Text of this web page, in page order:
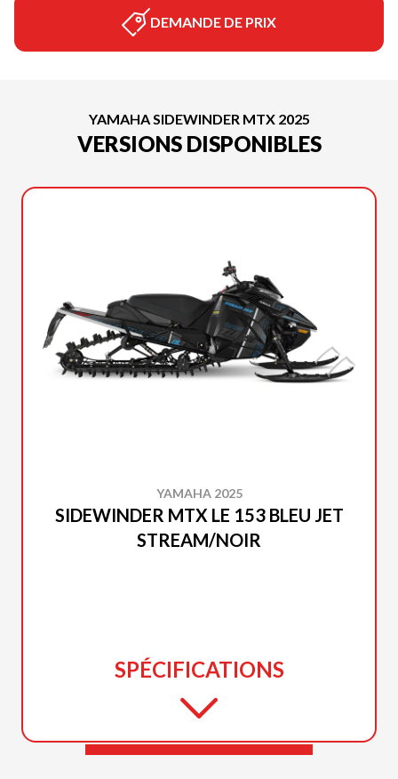
DEMANDE DE PRIX
YAMAHA SIDEWINDER MTX 2025
VERSIONS DISPONIBLES
YAMAHA 2025
SIDEWINDER MTX LE 153 BLEU JET
STREAM/NOIR
SPÉCIFICATIONS